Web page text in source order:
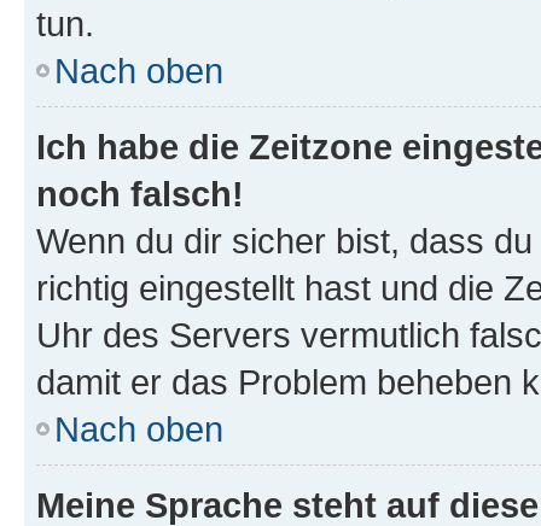
tun.
Nach oben
Ich habe die Zeitzone
noch falsch!
Wenn du dir sicher bist, dass
richtig eingestellt hast und die
Uhr des Servers vermutlich
damit er das Problem beheben
Nach oben
Meine Sprache steht auf